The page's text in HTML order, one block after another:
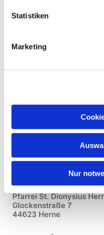
Statistiken
Marketing
Nur
Pfarrei St. Dionysius
Glockenstraße 7
44623 Herne